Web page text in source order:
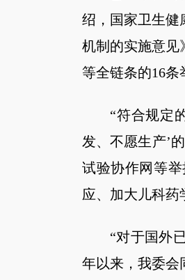
绍，国家卫生健
机制的实施意见
等全链条的16条
“符合规定
发、不愿生产’
试验协作网等
应、加大儿科药
“对于国外
年以来，我委会